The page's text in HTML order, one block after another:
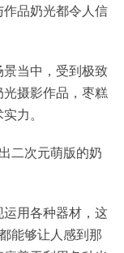
品奶光都令人信
当中，受到极致
摄影作品，枣糕
力。
二次元萌版的奶
用各种器材，这
能够让人感到那